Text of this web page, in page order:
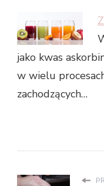
jako kwas
w wielu
zachodzących…